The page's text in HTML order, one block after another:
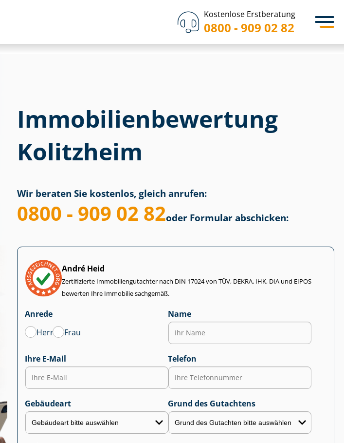
Kostenlose Erstberatung
0800 - 909 02 82
Immobilien­bewertung
Kolitzheim
Wir beraten Sie kostenlos, gleich anrufen:
0800 - 909 02 82oder Formular abschicken:
André Heid
Zertifizierte Im­mo­bi­li­en­gut­ach­ter nach DIN 17024 von TÜV, DEKRA, IHK, DIA und EIPOS
bewerten Ihre Immobilie sachgemäß.
Anrede
Herr
Frau
Name
Ihre E-Mail Telefon
Gebäudeart Grund des Gutachtens